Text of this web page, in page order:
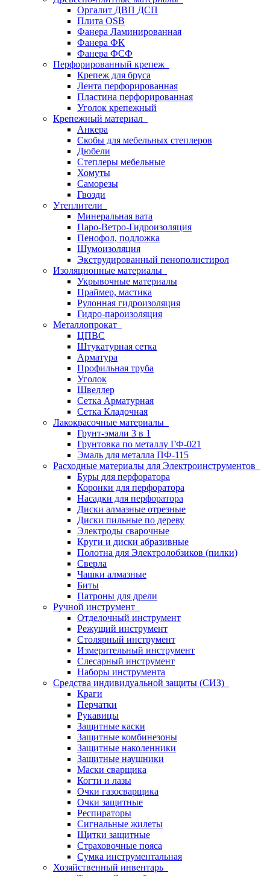
Оргалит ДВП ДСП
Плита OSB
Фанера Ламинированная
Фанера ФК
Фанера ФСФ
Перфорированный крепеж
Крепеж для бруса
Лента перфорированная
Пластина перфорированная
Уголок крепежный
Крепежный материал
Анкера
Скобы для мебельных степлеров
Дюбели
Степлеры мебельные
Хомуты
Саморезы
Гвозди
Утеплители
Минеральная вата
Паро-Ветро-Гидроизоляция
Пенофол, подложка
Шумоизоляция
Экструдированный пенополистирол
Изоляционные материалы
Укрывочные материалы
Праймер, мастика
Рулонная гидроизоляция
Гидро-пароизоляция
Металлопрокат
ЦПВС
Штукатурная сетка
Арматура
Профильная труба
Уголок
Швеллер
Сетка Арматурная
Сетка Кладочная
Лакокрасочные материалы
Грунт-эмали 3 в 1
Грунтовка по металлу ГФ-021
Эмаль для металла ПФ-115
Расходные материалы для Электроинструментов
Буры для перфоратора
Коронки для перфоратора
Насадки для перфоратора
Диски алмазные отрезные
Диски пильные по дереву
Электроды сварочные
Круги и диски абразивные
Полотна для Электролобзиков (пилки)
Сверла
Чашки алмазные
Биты
Патроны для дрели
Ручной инструмент
Отделочный инструмент
Режущий инструмент
Столярный инструмент
Измерительный инструмент
Слесарный инструмент
Наборы инструмента
Средства индивидуальной защиты (СИЗ)
Краги
Перчатки
Рукавицы
Защитные каски
Защитные комбинезоны
Защитные наколенники
Защитные наушники
Маски сварщика
Когти и лазы
Очки газосварщика
Очки защитные
Респираторы
Сигнальные жилеты
Щитки защитные
Страховочные пояса
Сумка инструментальная
Хозяйственный инвентарь